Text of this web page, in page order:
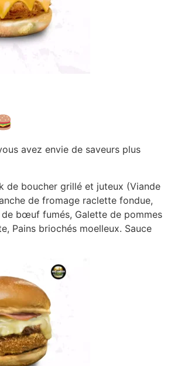
avez envie de saveurs plus
de boucher grillé et juteux (Viande
de fromage raclette fondue,
de bœuf fumés, Galette de pommes
Pains briochés moelleux. Sauce